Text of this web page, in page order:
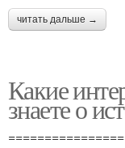
читать дальше →
Какие
знаете о